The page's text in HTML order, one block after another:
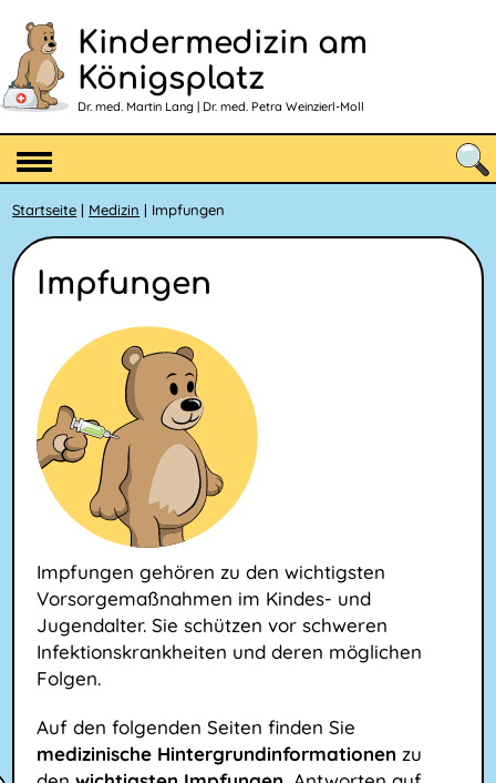
Kindermedizin am
Königsplatz
Dr. med. Martin Lang | Dr. med. Petra Weinzierl-Moll
Startseite | Medizin | Impfungen
Impfungen
Impfungen gehören zu den wichtigsten
Vorsorgemaßnahmen im Kindes- und
Jugendalter. Sie schützen vor schweren
Infektionskrankheiten und deren möglichen
Folgen.
Auf den folgenden Seiten finden Sie
medizinische Hintergrundinformationen zu